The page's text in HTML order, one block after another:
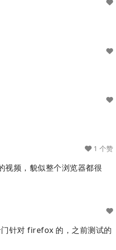
频，貌似整个浏览器都很
1 个赞
针对 firefox 的，之前测试的